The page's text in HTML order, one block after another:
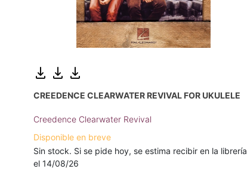
CREEDENCE CLEARWATER REVIVAL FOR UKULELE
Creedence Clearwater Revival
Disponible en breve
Sin stock. Si se pide hoy, se estima recibir en la librería
el 14/08/26